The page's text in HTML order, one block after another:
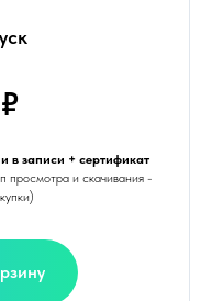
в записи + сертификат
просмотра и скачивания -